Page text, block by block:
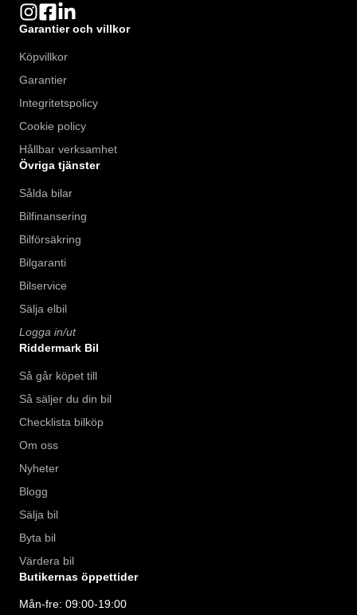
Garantier och villkor
Köpvillkor
Garantier
Integritetspolicy
Cookie policy
Hållbar verksamhet
Övriga tjänster
Sålda bilar
Bilfinansering
Bilförsäkring
Bilgaranti
Bilservice
Sälja elbil
Logga in/ut
Riddermark Bil
Så går köpet till
Så säljer du din bil
Checklista bilköp
Om oss
Nyheter
Blogg
Sälja bil
Byta bil
Värdera bil
Butikernas öppettider
Mån-fre: 09:00-19:00